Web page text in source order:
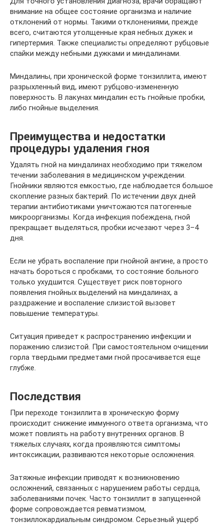
внимание на общее состояние организма и наличие
отклонений от нормы. Такими отклонениями, прежде
всего, считаются утолщенные края небных дужек и
гипертермия. Также специалисты определяют рубцовые
спайки между небными дужками и миндалинами.
Миндалины, при хронической форме тонзиллита, имеют
разрыхленный вид, имеют рубцово-измененную
поверхность. В лакунах миндалин есть гнойные пробки,
либо гнойные выделения.
Преимущества и недостатки
процедуры удаления гноя
Удалять гной на миндалинах необходимо при тяжелом
течении заболевания в медицинском учреждении.
Гнойники являются емкостью, где наблюдается большое
скопление разных бактерий. По истечении двух дней
терапии антибиотиками уничтожаются патогенные
микроорганизмы. Когда инфекция побеждена, гной
прекращает выделяться, пробки исчезают через 3–4
дня.
Если не убрать воспаление при гнойной ангине, а просто
начать бороться с пробками, то состояние больного
только ухудшится. Существует риск повторного
появления гнойных выделений на миндалинах, а
раздражение и воспаление слизистой вызовет
повышение температуры.
Ситуация приведет к распространению инфекции и
поражению слизистой. При самостоятельном очищении
горла твердыми предметами гной просачивается еще
глубже.
Последствия
При переходе тонзиллита в хроническую форму
происходит снижение иммунного ответа организма, что
может повлиять на работу внутренних органов. В
тяжелых случаях, когда проявляются симптомы
интоксикации, развиваются некоторые осложнения.
Затяжные инфекции приводят к возникновению
осложнений, связанных с нарушением работы сердца,
заболеваниями почек. Часто тонзиллит в запущенной
форме сопровождается ревматизмом,
тонзиллокардиальным синдромом. Серьезный ущерб